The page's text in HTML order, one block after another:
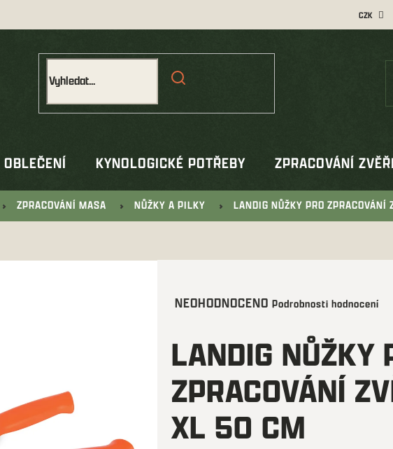
CZK
OBLEČENÍ KYNOLOGICKÉ POTŘEBY ZPRACOVÁNÍ
ZPRACOVÁNÍ MASA NŮŽKY A PILKY LANDIG NŮŽKY PRO
Průměrné
je
0,0
z
5
NEOHODNOCENO Podrobnosti hodnocení
LANDIG NŮŽKY
ZPRACOVÁNÍ
XL 50 CM